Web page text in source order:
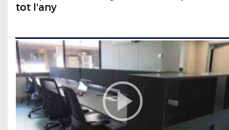
tot l'any